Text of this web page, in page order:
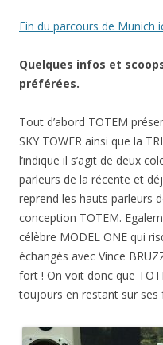
Fin du parcours de Munich
Quelques infos et
préférées.
Tout d’abord TOTEM
SKY TOWER ainsi que la
l’indique il s’agit de deux
parleurs de la récente et
reprend les hauts parleurs
conception TOTEM.
célèbre MODEL ONE qui
échangés avec Vince
fort ! On voit donc que
toujours en restant sur ses